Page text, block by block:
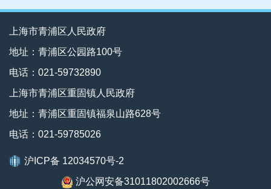
上海市青浦区人民政府
地址：青浦区公园路100号
电话：021-59732890
上海市青浦区重固镇人民政府
地址：青浦区重固镇福泉山路628号
电话：021-59785026
沪ICP备 12034570号-2
沪公网安备31011802002666号